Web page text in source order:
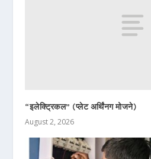
“इलेक्ट्रिकल” (प्लेट अर्थिंनग मोजने)
August 2, 2026